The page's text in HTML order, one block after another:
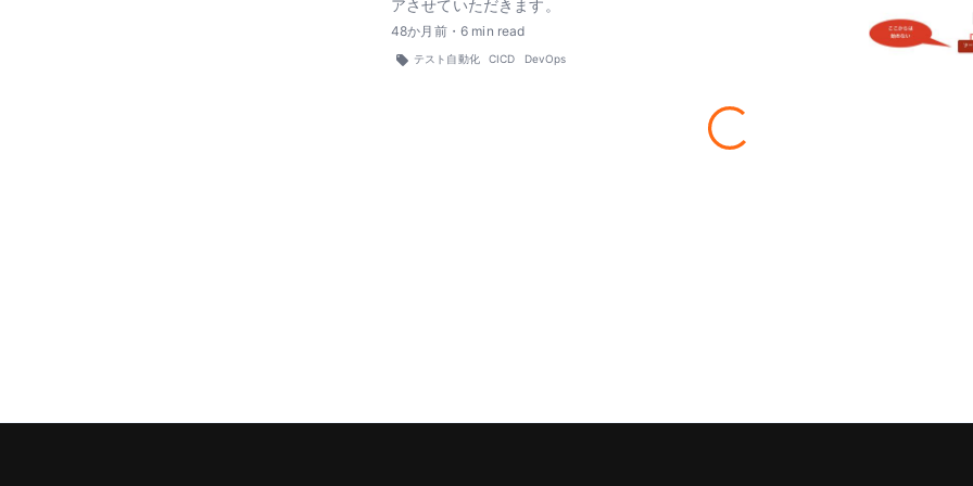
アさせていただきます。
48か月前・ 6 min read
テスト自動化 CICD DevOps